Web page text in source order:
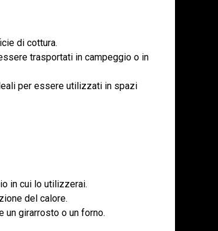
di cottura.
trasportati in campeggio o in
per essere utilizzati in spazi
in cui lo utilizzerai.
del calore.
un girarrosto o un forno.